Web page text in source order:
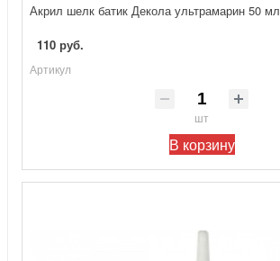
Акрил шелк батик Декола ультрамарин 50 мл
110 руб.
Артикул
шт
В корзину